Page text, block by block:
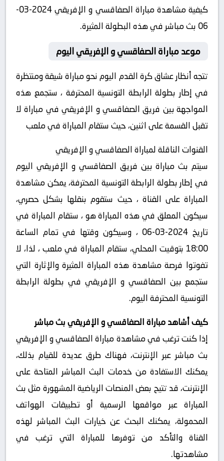
كيفية مشاهدة مباراة الصفاقسي و الإفريقي 2024-03-
06 بث مباشر في هذه البطولة المثيرة.
موعد مباراة الصفاقسي و الإفريقي اليوم
تتجه أنظار عشاق كرة القدم اليوم نحو مباراة شيقة ومنتظرة
في إطار بطولة الرابطة التونسية المحترفة ، ستجمع هذه
المواجهة بين فريق الصفاقسي و الإفريقي في مباراة لا
تقبل القسمة على اثنين، حيث ستقام المباراة في ملعب
القنوات الناقلة لمباراة الصفاقسي و الإفريقي
سيتم بث مباراة بين فريق الصفاقسي و الإفريقي اليوم
في إطار بطولة الرابطة التونسية المحترفة، يمكن مشاهدة
المباراة على القناة ، حيث ستقوم بنقلها بشكل حصري،
سيكون المعلق في هذه المباراة هو ، ستقام المباراة في
تاريخ 2024-03-06 ، وسيكون وقتها في تمام الساعة
18:00 بتوقيت المحلي، ستقام المباراة في ملعب ، لذا، لا
تفوتوا فرصة مشاهدة هذه المباراة المثيرة والإثارة التي
ستجمع بين الصفاقسي و الإفريقي في بطولة الرابطة
التونسية المحترفة اليوم.
كيف أشاهد مباراة الصفاقسي و الإفريقي بث مباشر
إذا كنت ترغب في مشاهدة مباراة الصفاقسي و الإفريقي
بث مباشر عبر الإنترنت، فهناك طرق عديدة للقيام بذلك،
يمكنك الاستفادة من خدمات البث المباشر المتاحة على
الإنترنت، قد تتيح بعض المنصات الرياضية المشهورة مثل بث
المباراة عبر مواقعها الرسمية أو تطبيقات الهواتف
المحمولة، يمكنك البحث عن خيارات البث المباشر لهذه
القناة والتأكد من توفرها للمباراة التي ترغب في
مشاهدتها.